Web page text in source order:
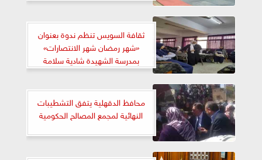
ثقافة السويس تنظم ندوة بعنوان
«شهر رمضان شهر الانتصارات»
بمدرسة الشهيدة شادية سلامة
الثانوية
محافظ الدقهلية يتفق التشطيبات
النهائية لمجمع المصالح الحكومية